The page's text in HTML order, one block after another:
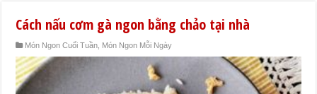
Cách nấu cơm gà ngon bằng chảo tại nhà
Món Ngon Cuối Tuần Món Ngon Mỗi Ngày